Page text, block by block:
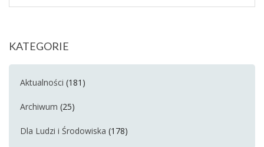
KATEGORIE
Aktualności (181)
Archiwum (25)
Dla Ludzi i Środowiska (178)